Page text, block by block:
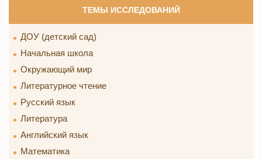
ТЕМЫ ИССЛЕДОВАНИЙ
ДОУ (детский сад)
Начальная школа
Окружающий мир
Литературное чтение
Русский язык
Литература
Английский язык
Математика